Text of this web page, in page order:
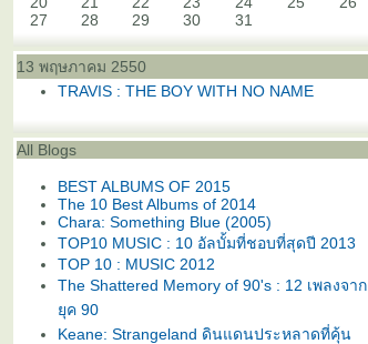
27
28 29 30 31
13 พฤษภาคม 2550
TRAVIS : THE BOY WITH NO NAME
All Blogs
BEST ALBUMS OF 2015
The 10 Best Albums of 2014
Chara: Something Blue (2005)
TOP10 MUSIC : 10 อัลบั้มที่ชอบที่สุดปี 2013
TOP 10 : MUSIC 2012
The Shattered Memory of 90's : 12 เพลงจาก
ุค 90
Keane: Strangeland ดินแดนประหลาดที่คุ้น